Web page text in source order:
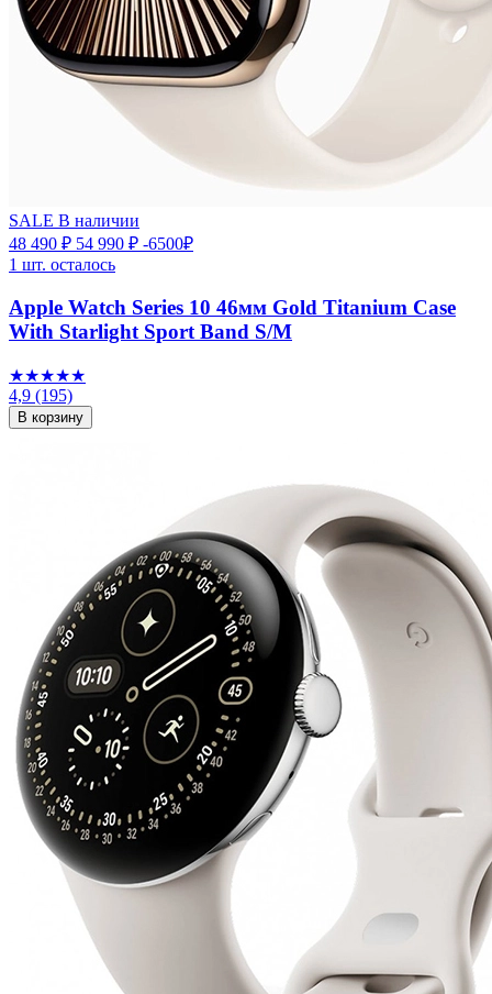
SALE В наличии
48 490 ₽ 54 990 ₽ -6500₽
1 шт. осталось
Apple Watch Series 10 46мм Gold Titanium Case
With Starlight Sport Band S/M
★★★★★
4,9 (195)
В корзину